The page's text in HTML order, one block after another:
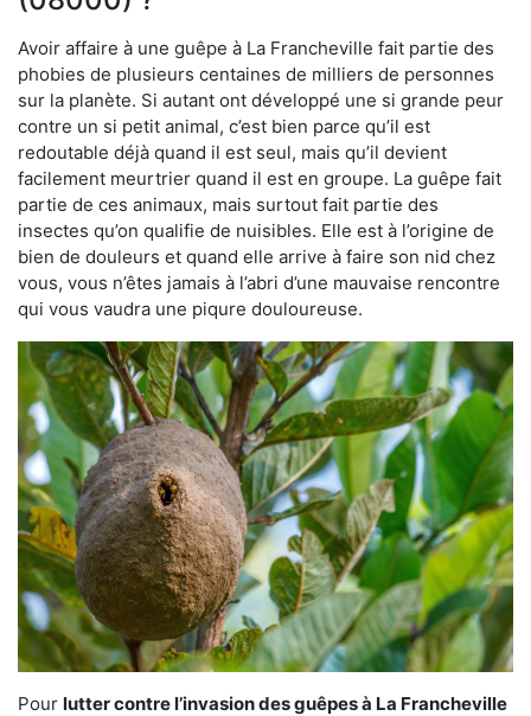
Avoir affaire à une guêpe à La Francheville fait partie des
phobies de plusieurs centaines de milliers de personnes
sur la planète. Si autant ont développé une si grande peur
contre un si petit animal, c’est bien parce qu’il est
redoutable déjà quand il est seul, mais qu’il devient
facilement meurtrier quand il est en groupe. La guêpe fait
partie de ces animaux, mais surtout fait partie des
insectes qu’on qualifie de nuisibles. Elle est à l’origine de
bien de douleurs et quand elle arrive à faire son nid chez
vous, vous n’êtes jamais à l’abri d’une mauvaise rencontre
qui vous vaudra une piqure douloureuse.
Pour lutter contre l’invasion des guêpes à La Francheville